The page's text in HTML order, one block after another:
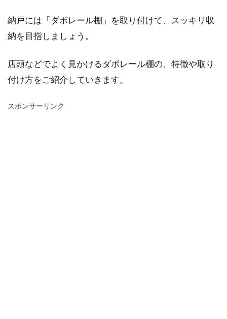
納戸には「ダボレール棚」を取り付けて、スッキリ収
納を目指しましょう。
店頭などでよく見かけるダボレール棚の、特徴や取り
付け方をご紹介していきます。
スポンサーリンク